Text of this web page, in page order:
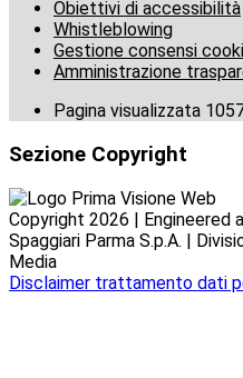
Obiettivi di accessibilità
Whistleblowing
Gestione consensi
Amministrazione
Pagina visualizzata
Sezione Copyright
Copyright 2026 | Engineered
Spaggiari Parma S.p.A. |
Media
Disclaimer trattamento dati